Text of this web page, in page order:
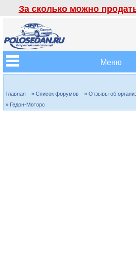
За сколько можно
Меню
Главная » Список форумов » Отзывы об
» Гедон-Моторс